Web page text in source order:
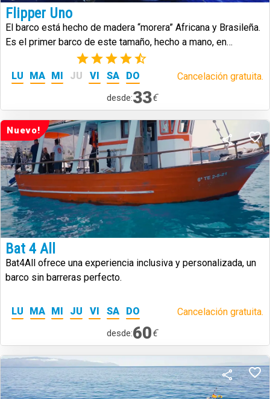
Flipper Uno
El barco está hecho de madera “morera” Africana y Brasileña.
Es el primer barco de este tamaño, hecho a mano, en
(48)
LU MA MI JU VI SA DO Cancelación gratuita.
desde:33€
Nuevo!
Bat 4 All
Bat4All ofrece una experiencia inclusiva y personalizada, un
barco sin barreras perfecto.
LU MA MI JU VI SA DO Cancelación gratuita.
desde:60€